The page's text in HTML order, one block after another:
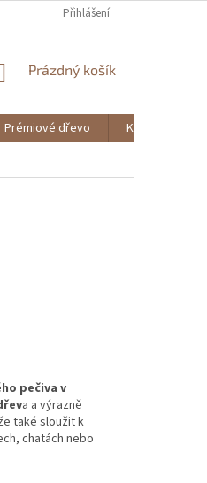
Přihlášení
NÁKUPNÍ
Prázdný košík
Prémiové dřevo
Knihy
pečiva v
a a výrazně
také sloužit k
chatách nebo